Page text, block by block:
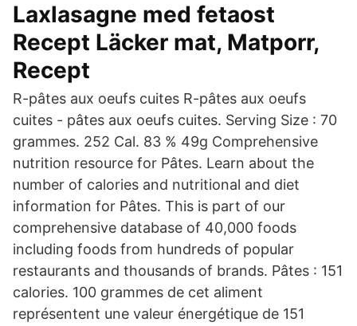
Laxlasagne med fetaost
Recept Läcker mat, Matporr,
Recept
R-pâtes aux oeufs cuites R-pâtes aux oeufs
cuites - pâtes aux oeufs cuites. Serving Size : 70
grammes. 252 Cal. 83 % 49g Comprehensive
nutrition resource for Pâtes. Learn about the
number of calories and nutritional and diet
information for Pâtes. This is part of our
comprehensive database of 40,000 foods
including foods from hundreds of popular
restaurants and thousands of brands. Pâtes : 151
calories. 100 grammes de cet aliment
représentent une valeur énergétique de 151